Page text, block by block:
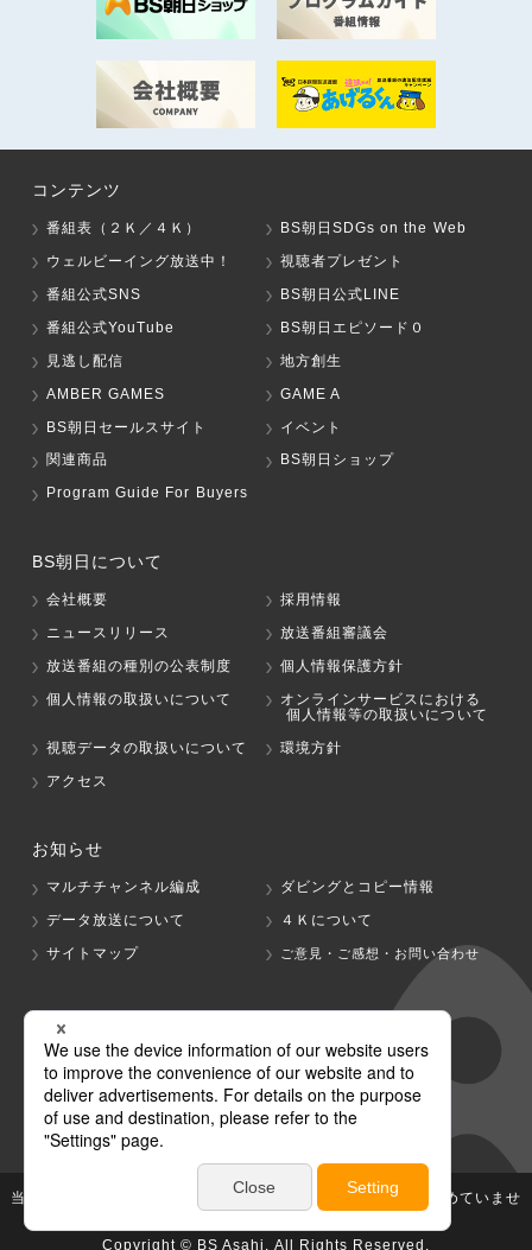
コンテンツ
番組表（２Ｋ／４Ｋ）
BS朝日SDGs on the Web
ウェルビーイング放送中！
視聴者プレゼント
番組公式SNS
BS朝日公式LINE
番組公式YouTube
BS朝日エピソード０
見逃し配信
地方創生
AMBER GAMES
GAME A
BS朝日セールスサイト
イベント
関連商品
BS朝日ショップ
Program Guide For Buyers
BS朝日について
会社概要
採用情報
ニュースリリース
放送番組審議会
放送番組の種別の公表制度
個人情報保護方針
個人情報の取扱いについて
オンラインサービスにおける
個人情報等の取扱いについて
視聴データの取扱いについて
環境方針
アクセス
お知らせ
マルチチャンネル編成
ダビングとコピー情報
データ放送について
４Ｋについて
サイトマップ
ご意見・ご感想・お問い合わせ
グループ会社
テレビ朝日 テレ朝チャンネル
当社が著作権、著作隣接権を有する放送番組等の無断利用は認めていませ
ん。
Copyright © BS Asahi, All Rights Reserved.